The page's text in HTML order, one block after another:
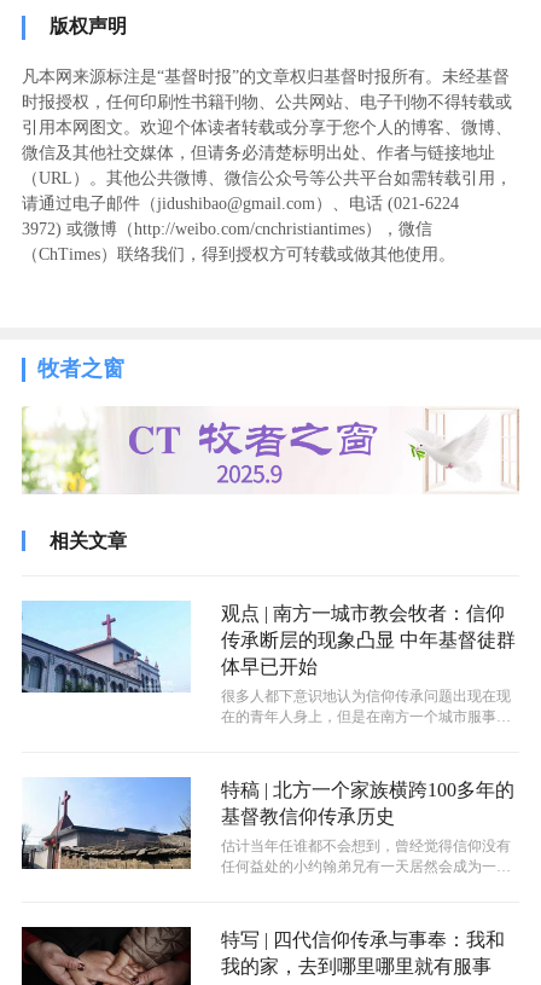
版权声明
凡本网来源标注是“基督时报”的文章权归基督时报所有。未经基督
时报授权，任何印刷性书籍刊物、公共网站、电子刊物不得转载或
引用本网图文。欢迎个体读者转载或分享于您个人的博客、微博、
微信及其他社交媒体，但请务必清楚标明出处、作者与链接地址
（URL）。其他公共微博、微信公众号等公共平台如需转载引用，
请通过电子邮件（jidushibao@gmail.com）、电话 (021-6224
3972) ‬或微博（http://weibo.com/cnchristiantimes），微信
（ChTimes）联络我们，得到授权方可转载或做其他使用。
牧者之窗
相关文章
观点 | 南方一城市教会牧者：信仰
传承断层的现象凸显 中年基督徒群
体早已开始
很多人都下意识地认为信仰传承问题出现在现
在的青年人身上，但是在南方一个城市服事的
特稿 | 北方一个家族横跨100多年的
基督教信仰传承历史
估计当年任谁都不会想到，曾经觉得信仰没有
任何益处的小约翰弟兄有一天居然会成为一名
特写 | 四代信仰传承与事奉：我和
我的家，去到哪里哪里就有服事